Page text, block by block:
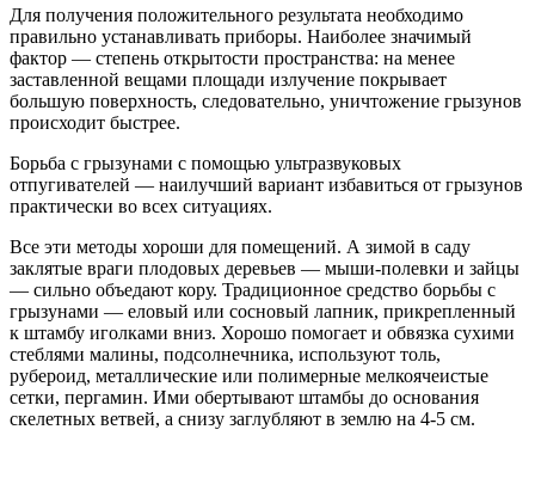
Для получения положительного результата необходимо
правильно устанавливать приборы. Наиболее значимый
фактор — степень открытости пространства: на менее
заставленной вещами площади излучение покрывает
большую поверхность, следовательно, уничтожение грызунов
происходит быстрее.
Борьба с грызунами с помощью ультразвуковых
отпугивателей — наилучший вариант избавиться от грызунов
практически во всех ситуациях.
Все эти методы хороши для помещений. А зимой в саду
заклятые враги плодовых деревьев — мыши-полевки и зайцы
— сильно объедают кору. Традиционное средство борьбы с
грызунами — еловый или сосновый лапник, прикрепленный
к штамбу иголками вниз. Хорошо помогает и обвязка сухими
стеблями малины, подсолнечника, используют толь,
рубероид, металлические или полимерные мелкоячеистые
сетки, пергамин. Ими обертывают штамбы до основания
скелетных ветвей, а снизу заглубляют в землю на 4-5 см.